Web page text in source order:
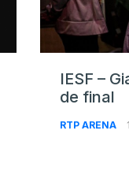
IESF –
de final
RTP ARENA